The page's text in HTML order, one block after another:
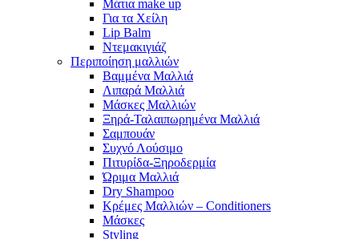
Μάτια make up
Για τα Χείλη
Lip Balm
Ντεμακιγιάζ
Περιποίηση μαλλιών
Βαμμένα Μαλλιά
Λιπαρά Μαλλιά
Μάσκες Μαλλιών
Ξηρά-Ταλαιπωρημένα Μαλλιά
Σαμπουάν
Συχνό Λούσιμο
Πιτυρίδα-Ξηροδερμία
Ώριμα Μαλλιά
Dry Shampoo
Κρέμες Μαλλιών – Conditioners
Μάσκες
Styling